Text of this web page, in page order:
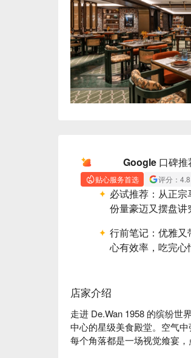
Google 口碑推
贴心服务首选 评分：
必试推荐： 从正宗
份量豪迈又摆盘讲
行前笔记： 优雅又
心有效率，吃完心
店家介绍
走进 De.Wan 1958 的缤纷世
中心的星级美食殿堂。空气
每个角落都是一场视觉飨宴